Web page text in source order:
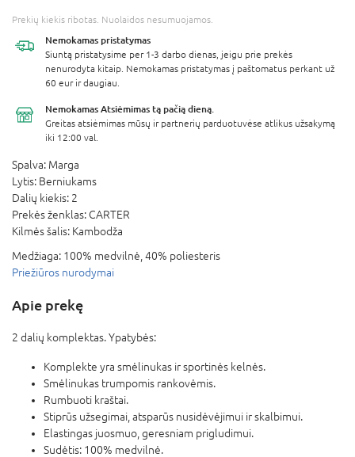
Prekių kiekis ribotas. Nuolaidos nesumuojamos.
Nemokamas pristatymas
Siuntą pristatysime per 1-3 darbo dienas, jeigu prie prekės
nenurodyta kitaip. Nemokamas pristatymas į paštomatus perkant už
60 eur ir daugiau.
Nemokamas Atsiėmimas tą pačią dieną.
Greitas atsiėmimas mūsų ir partnerių parduotuvėse atlikus užsakymą
iki 12:00 val.
Spalva: Marga
Lytis: Berniukams
Dalių kiekis: 2
Prekės ženklas: CARTER
Kilmės šalis: Kambodža
Medžiaga: 100% medvilnė, 40% poliesteris
Priežiūros nurodymai
Apie prekę
2 dalių komplektas. Ypatybės:
Komplekte yra smėlinukas ir sportinės kelnės.
Smėlinukas trumpomis rankovėmis.
Rumbuoti kraštai.
Stiprūs užsegimai, atsparūs nusidėvėjimui ir skalbimui.
Elastingas juosmuo, geresniam prigludimui.
Sudėtis: 100% medvilnė.